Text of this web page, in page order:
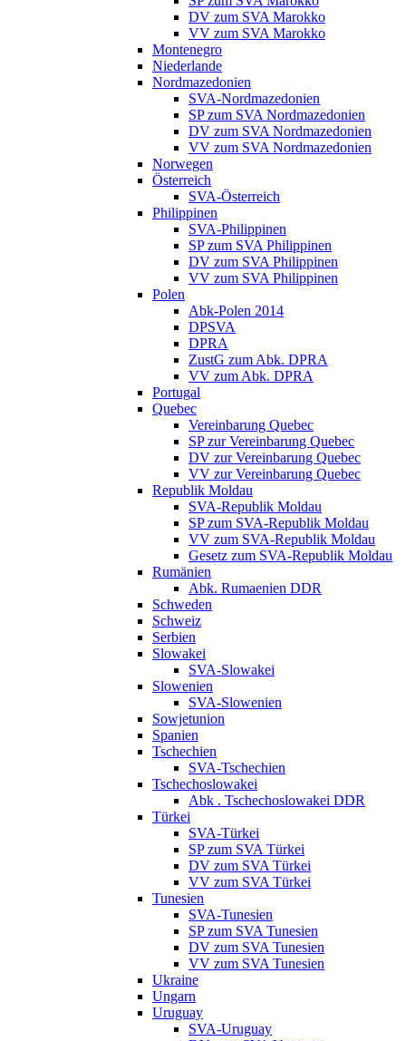
DV zum SVA Marokko
VV zum SVA Marokko
Montenegro
Niederlande
Nordmazedonien
SVA-Nordmazedonien
SP zum SVA Nordmazedonien
DV zum SVA Nordmazedonien
VV zum SVA Nordmazedonien
Norwegen
Österreich
SVA-Österreich
Philippinen
SVA-Philippinen
SP zum SVA Philippinen
DV zum SVA Philippinen
VV zum SVA Philippinen
Polen
Abk-Polen 2014
DPSVA
DPRA
ZustG zum Abk. DPRA
VV zum Abk. DPRA
Portugal
Quebec
Vereinbarung Quebec
SP zur Vereinbarung Quebec
DV zur Vereinbarung Quebec
VV zur Vereinbarung Quebec
Republik Moldau
SVA-Republik Moldau
SP zum SVA-Republik Moldau
VV zum SVA-Republik Moldau
Gesetz zum SVA-Republik Moldau
Rumänien
Abk. Rumaenien DDR
Schweden
Schweiz
Serbien
Slowakei
SVA-Slowakei
Slowenien
SVA-Slowenien
Sowjetunion
Spanien
Tschechien
SVA-Tschechien
Tschechoslowakei
Abk . Tschechoslowakei DDR
Türkei
SVA-Türkei
SP zum SVA Türkei
DV zum SVA Türkei
VV zum SVA Türkei
Tunesien
SVA-Tunesien
SP zum SVA Tunesien
DV zum SVA Tunesien
VV zum SVA Tunesien
Ukraine
Ungarn
Uruguay
SVA-Uruguay